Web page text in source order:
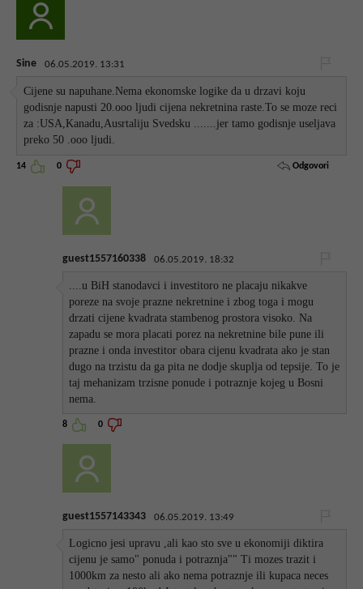
Sine 06.05.2019. 13:31
Cijene su napuhane.Nema ekonomske logike da u drzavi koju
godisnje napusti 20.ooo ljudi cijena nekretnina raste.To se moze reci
za :USA,Kanadu,Ausrtaliju Svedsku .......jer tamo godisnje useljava
preko 50 .ooo ljudi.
14 0 Odgovori
guest1557160338 06.05.2019. 18:32
....u BiH stanodavci i investitoro ne placaju nikakve
poreze na svoje prazne nekretnine i zbog toga i mogu
drzati cijene kvadrata stambenog prostora visoko. Na
zapadu se mora placati porez na nekretnine bile pune ili
prazne i onda investitor obara cijenu kvadrata ako je stan
dugo na trzistu da ga pita ne dodje skuplja od tepsije. To je
taj mehanizam trzisne ponude i potraznje kojeg u Bosni
nema.
8 0
guest1557143343 06.05.2019. 13:49
Logicno jesi upravu ,ali kao sto sve u ekonomiji diktira
cijenu je samo" ponuda i potraznja"" Ti mozes trazit i
1000km za nesto ali ako nema potraznje ili kupaca neces